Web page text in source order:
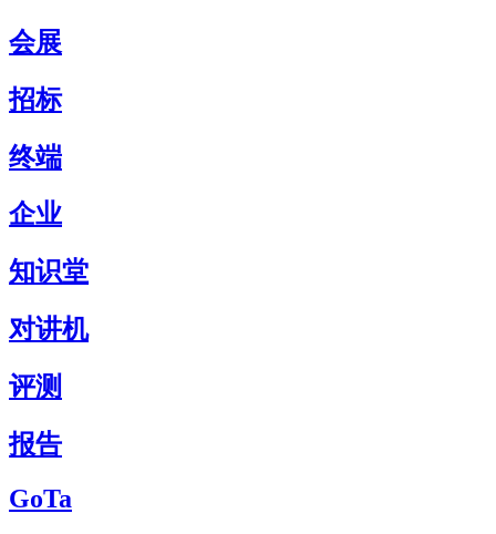
会展
招标
终端
企业
知识堂
对讲机
评测
报告
GoTa